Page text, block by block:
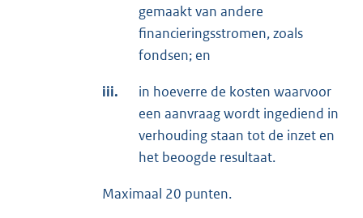
gemaakt van andere
financieringsstromen, zoals
fondsen; en
iii.
in hoeverre de kosten waarvoor
een aanvraag wordt ingediend in
verhouding staan tot de inzet en
het beoogde resultaat.
Maximaal 20 punten.